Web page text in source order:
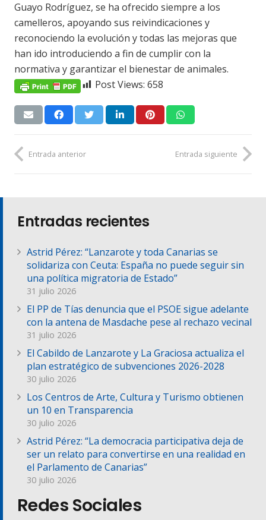
Guayo Rodríguez, se ha ofrecido siempre a los
camelleros, apoyando sus reivindicaciones y
reconociendo la evolución y todas las mejoras que
han ido introduciendo a fin de cumplir con la
normativa y garantizar el bienestar de animales.
Post Views: 658
Entrada anterior Entrada siguiente
Entradas recientes
Astrid Pérez: “Lanzarote y toda Canarias se
solidariza con Ceuta: España no puede seguir sin
una política migratoria de Estado”
31 julio 2026
El PP de Tías denuncia que el PSOE sigue adelante
con la antena de Masdache pese al rechazo vecinal
31 julio 2026
El Cabildo de Lanzarote y La Graciosa actualiza el
plan estratégico de subvenciones 2026-2028
30 julio 2026
Los Centros de Arte, Cultura y Turismo obtienen
un 10 en Transparencia
30 julio 2026
Astrid Pérez: “La democracia participativa deja de
ser un relato para convertirse en una realidad en
el Parlamento de Canarias”
30 julio 2026
Redes Sociales